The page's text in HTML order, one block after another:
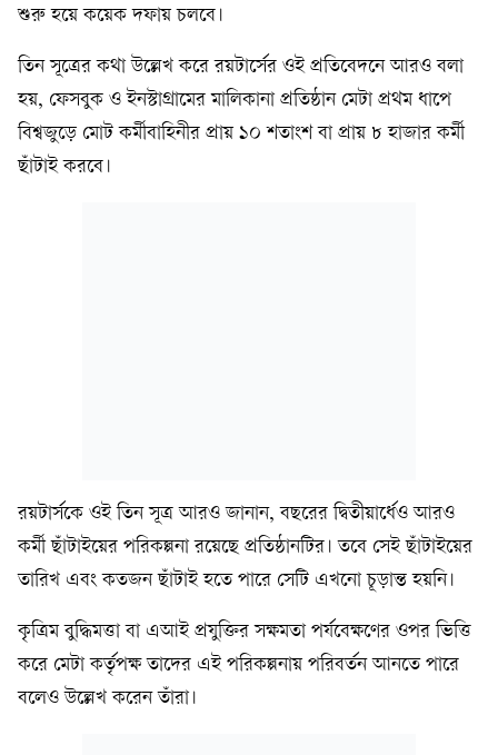
শুরু হয়ে কয়েক দফায় চলবে।
তিন সূত্রের কথা উল্লেখ করে রয়টার্সের ওই প্রতিবেদনে আরও বলা
হয়, ফেসবুক ও ইনস্টাগ্রামের মালিকানা প্রতিষ্ঠান মেটা প্রথম ধাপে
বিশ্বজুড়ে মোট কর্মীবাহিনীর প্রায় ১০ শতাংশ বা প্রায় ৮ হাজার কর্মী
ছাঁটাই করবে।
রয়টার্সকে ওই তিন সূত্র আরও জানান, বছরের দ্বিতীয়ার্ধেও আরও
কর্মী ছাঁটাইয়ের পরিকল্পনা রয়েছে প্রতিষ্ঠানটির। তবে সেই ছাঁটাইয়ের
তারিখ এবং কতজন ছাঁটাই হতে পারে সেটি এখনো চূড়ান্ত হয়নি।
কৃত্রিম বুদ্ধিমত্তা বা এআই প্রযুক্তির সক্ষমতা পর্যবেক্ষণের ওপর ভিত্তি
করে মেটা কর্তৃপক্ষ তাদের এই পরিকল্পনায় পরিবর্তন আনতে পারে
বলেও উল্লেখ করেন তাঁরা।